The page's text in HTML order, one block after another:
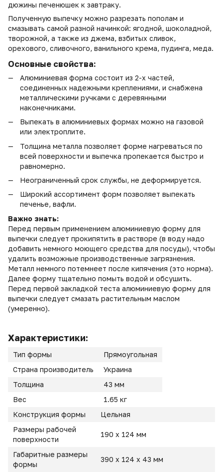
дюжины печенюшек к завтраку.
Полученную выпечку можно разрезать пополам и
смазывать самой разной начинкой: ягодной, шоколадной,
творожной, а также из джема, взбитых сливок,
орехового, сливочного, ванильного крема, пудинга, меда.
Основные свойства:
Алюминиевая форма состоит из 2-х частей,
соединенных надежными креплениями, и снабжена
металлическими ручками с деревянными
наконечниками.
Выпекать в алюминиевых формах можно на газовой
или электроплите.
Толщина металла позволяет форме нагреваться по
всей поверхности и выпечка пропекается быстро и
равномерно.
Неограниченный срок службы, не деформируется.
Широкий ассортимент форм позволяет выпекать
печенье, вафли.
Важно знать:
Перед первым применением алюминиевую форму для
выпечки следует прокипятить в растворе (в воду надо
добавить немного моющего средства для посуды), чтобы
удалить возможные производственные загрязнения.
Металл немного потемнеет после кипячения (это норма).
Далее форму тщательно помыть водой и обсушить.
Перед первой закладкой теста алюминиевую форму для
выпечки следует смазать растительным маслом
(умеренно).
Характеристики:
Тип формы
Прямоугольная
Страна производитель
Украина
Толщина
43 мм
Вес
1.65 кг
Конструкция формы
Цельная
Размеры рабочей
поверхности
190 х 124 мм
Габаритные размеры
формы
390 х 124 х 43 мм